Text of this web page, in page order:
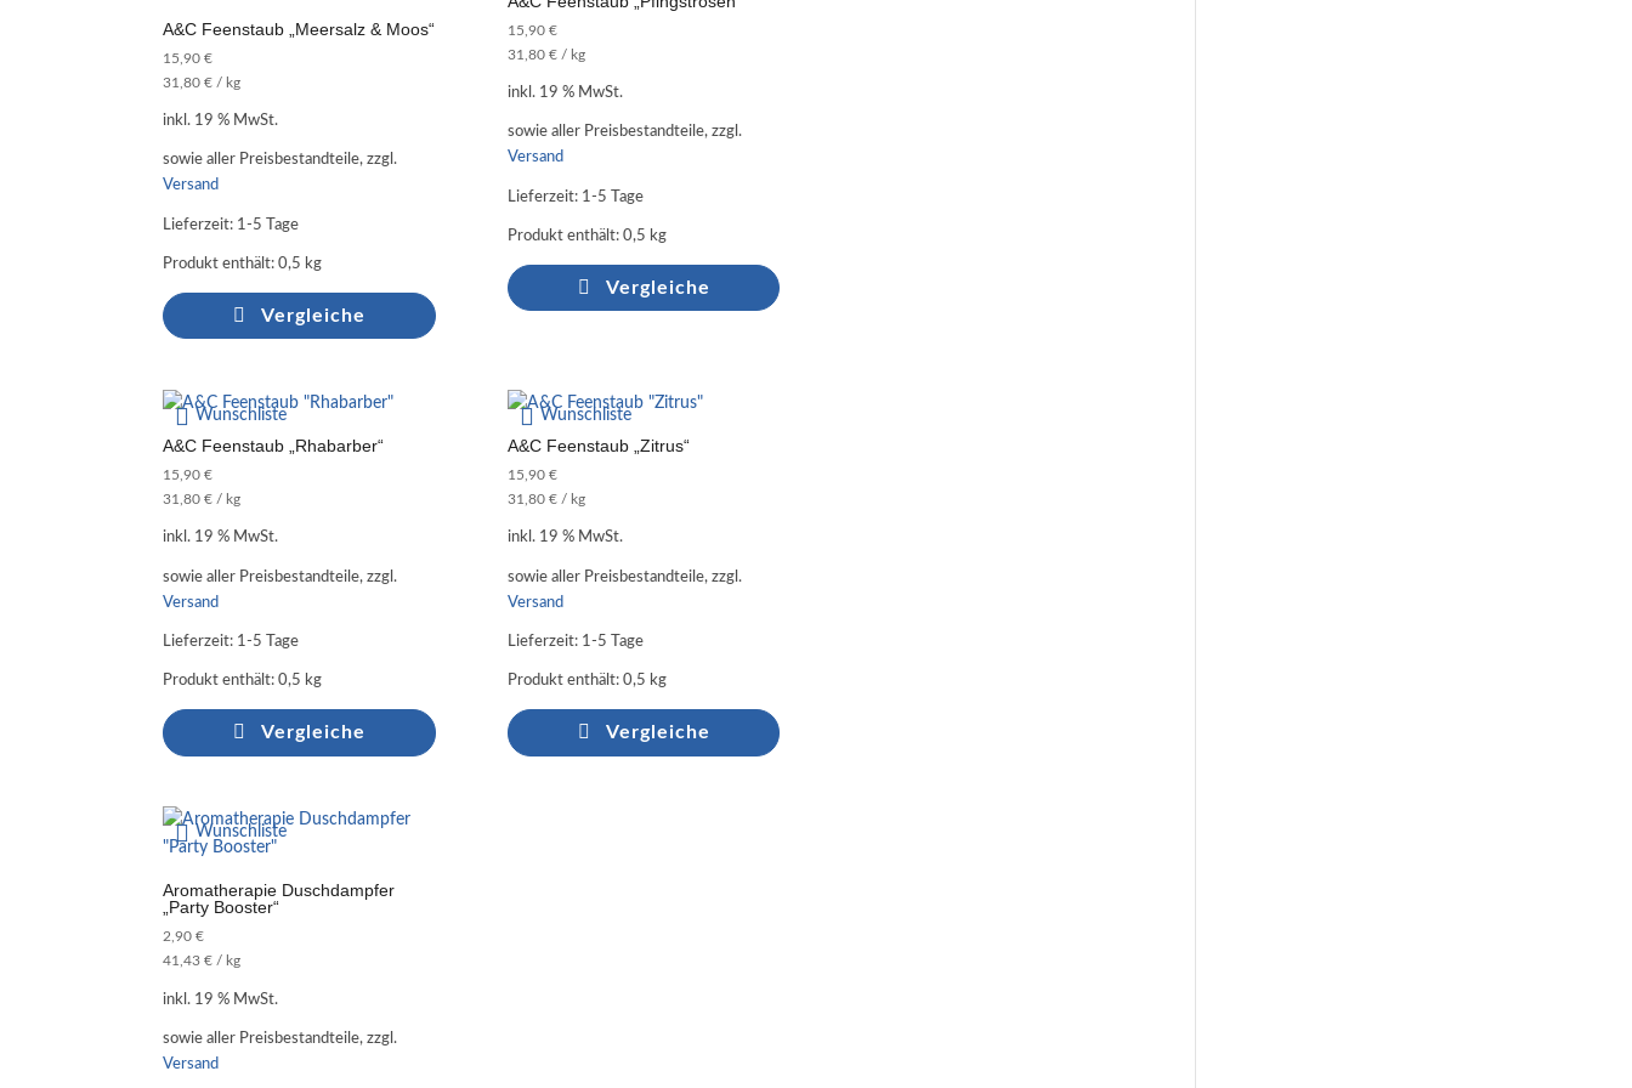
A&C Feenstaub „Meersalz & Moos“
15,90€
31,80€ / kg
inkl. 19 % MwSt.
sowie aller Preisbestandteile, zzgl.
Versand
Lieferzeit: 1-5 Tage
Produkt enthält: 0,5 kg
Vergleiche
15,90 €
31,80 €/ kg
inkl. 19 % MwSt.
sowie aller Preisbestandteile, zzgl.
Versand
Lieferzeit: 1-5 Tage
Produkt enthält: 0,5 kg
Vergleiche
Wunschliste
A&C Feenstaub „Rhabarber“
15,90€
31,80€ / kg
inkl. 19 % MwSt.
sowie aller Preisbestandteile, zzgl.
Versand
Lieferzeit: 1-5 Tage
Produkt enthält: 0,5 kg
Vergleiche
Wunschliste
A&C Feenstaub „Zitrus“
15,90 €
31,80 €/ kg
inkl. 19 % MwSt.
sowie aller Preisbestandteile, zzgl.
Versand
Lieferzeit: 1-5 Tage
Produkt enthält: 0,5 kg
Vergleiche
Wunschliste
Aromatherapie Duschdampfer
„Party Booster“
2,90€
41,43€ / kg
inkl. 19 % MwSt.
sowie aller Preisbestandteile, zzgl.
Versand